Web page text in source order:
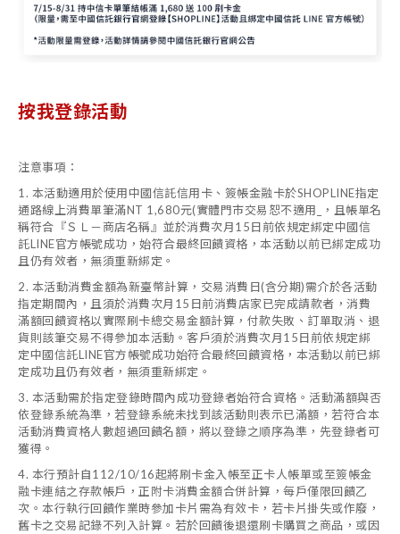
按我登錄活動
注意事項：
1. 本活動適用於使用中國信託信用卡、簽帳金融卡於SHOPLINE指定
通路線上消費單筆滿NT 1,680元(實體門市交易恕不適用_，且帳單名
稱符合『ＳＬ－商店名稱』並於消費次月15日前依規定綁定中國信
託LINE官方帳號成功，始符合最終回饋資格，本活動以前已綁定成功
且仍有效者，無須重新綁定。
2. 本活動消費金額為新臺幣計算，交易消費日(含分期)需介於各活動
指定期間內，且須於消費次月15日前消費店家已完成請款者，消費
滿額回饋資格以實際刷卡總交易金額計算，付款失敗、訂單取消、退
貨則該筆交易不得參加本活動。客戶須於消費次月15日前依規定綁
定中國信託LINE官方帳號成功始符合最終回饋資格，本活動以前已綁
定成功且仍有效者，無須重新綁定。
3. 本活動需於指定登錄時間內成功登錄者始符合資格。活動滿額與否
依登錄系統為準，若登錄系統未找到該活動則表示已滿額，若符合本
活動消費資格人數超過回饋名額，將以登錄之順序為準，先登錄者可
獲得。
4. 本行預計自112/10/16起將刷卡金入帳至正卡人帳單或至簽帳金
融卡連結之存款帳戶，正附卡消費金額合併計算，每戶僅限回饋乙
次。本行執行回饋作業時參加卡片需為有效卡，若卡片掛失或作廢，
舊卡之交易記錄不列入計算。若於回饋後退還刷卡購買之商品，或因